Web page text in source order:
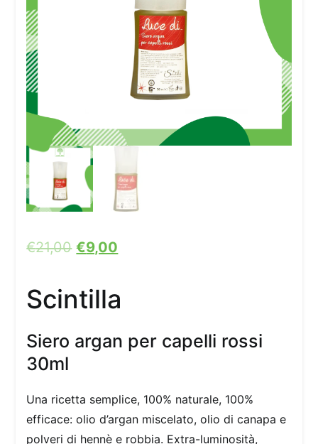
€21,00 €9,00
Scintilla
Siero argan per capelli rossi
30ml
Una ricetta semplice, 100% naturale, 100%
efficace: olio d’argan miscelato, olio di canapa e
polveri di hennè e robbia. Extra-luminosità,